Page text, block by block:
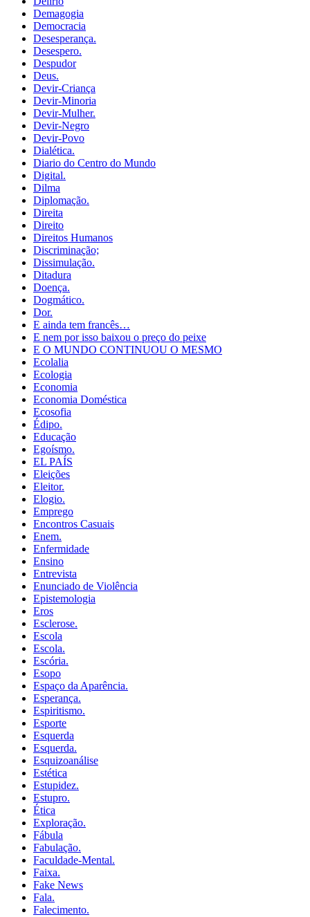
Demagogia
Democracia
Desesperança.
Desespero.
Despudor
Deus.
Devir-Criança
Devir-Minoria
Devir-Mulher.
Devir-Negro
Devir-Povo
Dialética.
Diario do Centro do Mundo
Digital.
Dilma
Diplomação.
Direita
Direito
Direitos Humanos
Discriminação;
Dissimulação.
Ditadura
Doença.
Dogmático.
Dor.
E ainda tem francês…
E nem por isso baixou o preço do peixe
E O MUNDO CONTINUOU O MESMO
Ecolalia
Ecologia
Economia
Economia Doméstica
Ecosofia
Édipo.
Educação
Egoísmo.
EL PAÍS
Eleições
Eleitor.
Elogio.
Emprego
Encontros Casuais
Enem.
Enfermidade
Ensino
Entrevista
Enunciado de Violência
Epistemologia
Eros
Esclerose.
Escola
Escola.
Escória.
Esopo
Espaço da Aparência.
Esperança.
Espiritismo.
Esporte
Esquerda
Esquerda.
Esquizoanálise
Estética
Estupidez.
Estupro.
Ética
Exploração.
Fábula
Fabulação.
Faculdade-Mental.
Faixa.
Fake News
Fala.
Falecimento.